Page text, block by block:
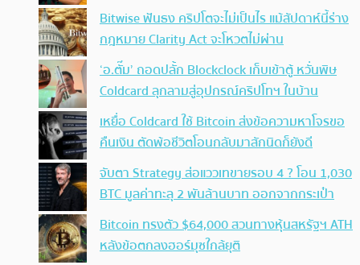
Bitwise ฟันธง คริปโตจะไม่เป็นไร แม้สัปดาห์นี้ร่าง
กฎหมาย Clarity Act จะโหวตไม่ผ่าน
‘อ.ตั๊ม’ ถอดปลั้ก Blockclock เก็บเข้าตู้ หวั่นพิษ
Coldcard ลุกลามสู่อุปกรณ์คริปโทฯ ในบ้าน
เหยื่อ Coldcard ใช้ Bitcoin ส่งข้อความหาโจรขอ
คืนเงิน ตัดพ้อชีวิตโอนกลับมาสักนิดก็ยังดี
จับตา Strategy ส่อแววเทขายรอบ 4 ? โอน 1,030
BTC มูลค่าทะลุ 2 พันล้านบาท ออกจากกระเป๋า
Bitcoin ทรงตัว $64,000 สวนทางหุ้นสหรัฐฯ ATH
หลังข้อตกลงฮอร์มุซใกล้ยุติ